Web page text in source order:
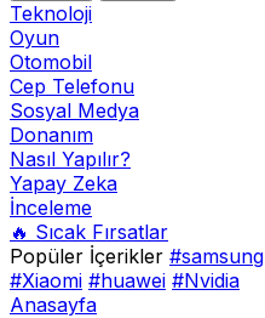
Teknoloji
Oyun
Otomobil
Cep Telefonu
Sosyal Medya
Donanım
Nasıl Yapılır?
Yapay Zeka
İnceleme
🔥 Sıcak Fırsatlar
Popüler İçerikler #samsung
#Xiaomi #huawei #Nvidia
Anasayfa